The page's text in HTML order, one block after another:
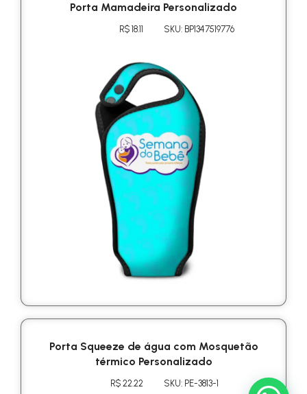
Porta Mamadeira Personalizado
R$ 18.11 SKU: BP1347519776
Porta Squeeze de água com Mosquetão
térmico Personalizado
R$ 22.22 SKU: PE-3813-1